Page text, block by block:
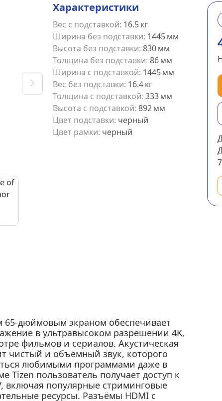
7
Характеристики
Вес с подставкой: 16.5кг
Ширина без подставки: 1445мм
Высота без подставки: 830мм
Толщина без подставки: 86мм
Ширина с подставкой: 1445мм
Вес без подставки: 16.4кг
Толщина с подставкой: 333мм
Высота с подставкой: 892мм
Цвет подставки: черный
Цвет рамки: черный
65-дюймовым экраном обеспечивает
в ультравысоком разрешении 4K,
фильмов и сериалов. Акустическая
чистый и объёмный звук, которого
любимыми программами даже в
пользователь получает доступ к
популярные стриминговые
ресурсы. Разъёмы HDMI с